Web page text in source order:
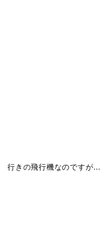
行きの飛行機なのですが…